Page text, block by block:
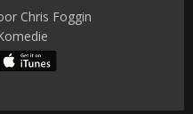
Chris Foggin